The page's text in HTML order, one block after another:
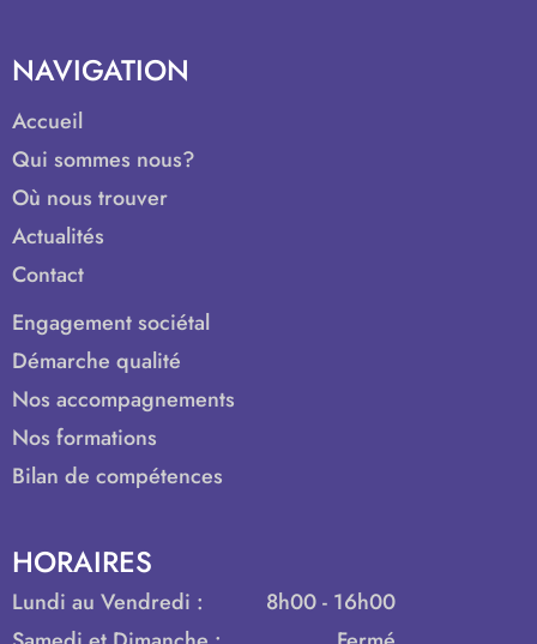
NAVIGATION
Accueil
Qui sommes nous?
Où nous trouver
Actualités
Contact
Engagement sociétal
Démarche qualité
Nos accompagnements
Nos formations
Bilan de compétences
HORAIRES
Lundi au Vendredi :
8h00 - 16h00